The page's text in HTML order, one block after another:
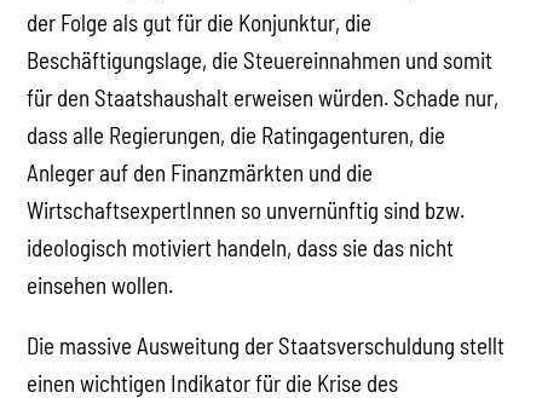
der Folge als gut für die Konjunktur, die
Beschäftigungslage, die Steuereinnahmen und somit
für den Staatshaushalt erweisen würden. Schade nur,
dass alle Regierungen, die Ratingagenturen, die
Anleger auf den Finanzmärkten und die
WirtschaftsexpertInnen so unvernünftig sind bzw.
ideologisch motiviert handeln, dass sie das nicht
einsehen wollen.
Die massive Ausweitung der Staatsverschuldung stellt
einen wichtigen Indikator für die Krise des